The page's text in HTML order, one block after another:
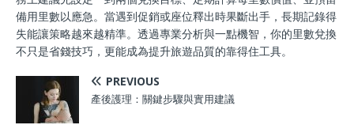
備用里數以應急。當遇到促銷或座位釋出時果斷出手，長期記錄得
失能讓策略越來越精準。透過專業分析與一點機智，你的里數兌換
不只是省錢技巧，更能成為提升旅遊品質的靠得住工具。
PREVIOUS
產後護理：關鍵步驟與實用建議